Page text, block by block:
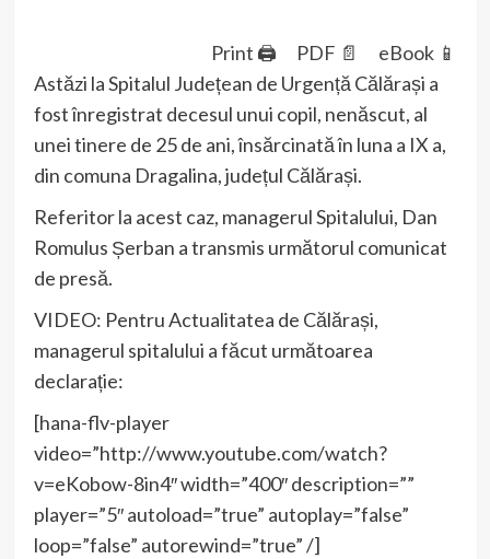
Print 🖨 PDF 📄
eBook 📱
Astăzi la Spitalul Județean de Urgență Călărași a
fost înregistrat decesul unui copil, nenăscut, al
unei tinere de 25 de ani, însărcinată în luna a IX a,
din comuna Dragalina, județul Călărași.
Referitor la acest caz, managerul Spitalului, Dan
Romulus Șerban a transmis următorul comunicat
de presă.
VIDEO: Pentru Actualitatea de Călărași,
managerul spitalului a făcut următoarea
declarație:
[hana-flv-player
video=”http://www.youtube.com/watch?
v=eKobow-8in4″ width=”400″ description=””
player=”5″ autoload=”true” autoplay=”false”
loop=”false” autorewind=”true” /]